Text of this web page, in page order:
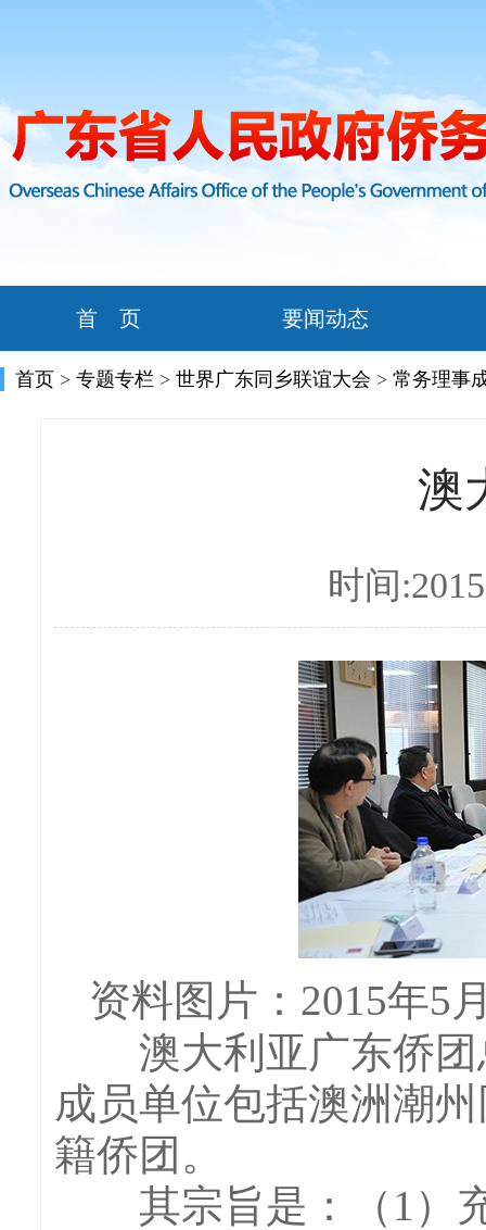
首 页 要闻动态
首页 > 专题专栏 > 世界广东同乡联谊大会 > 常务理事
澳
时间
资料图片：2015年5
澳大利亚广东侨团
成员单位包括澳洲潮
籍侨团。
其宗旨是：（1）充